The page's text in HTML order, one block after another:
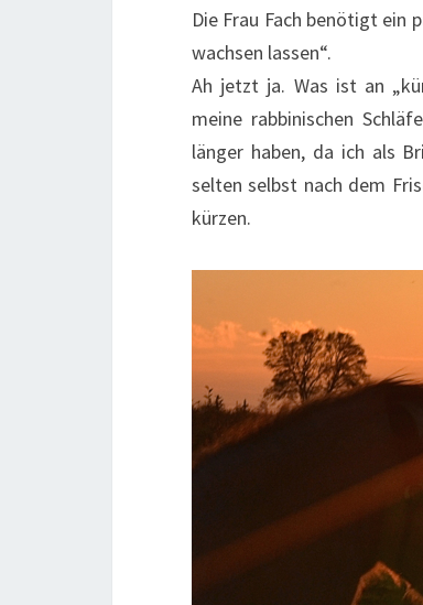
Die Frau Fach benötigt ein
wachsen lassen“.
Ah jetzt ja. Was ist an
meine rabbinischen
länger haben, da ich als
selten selbst nach dem
kürzen.